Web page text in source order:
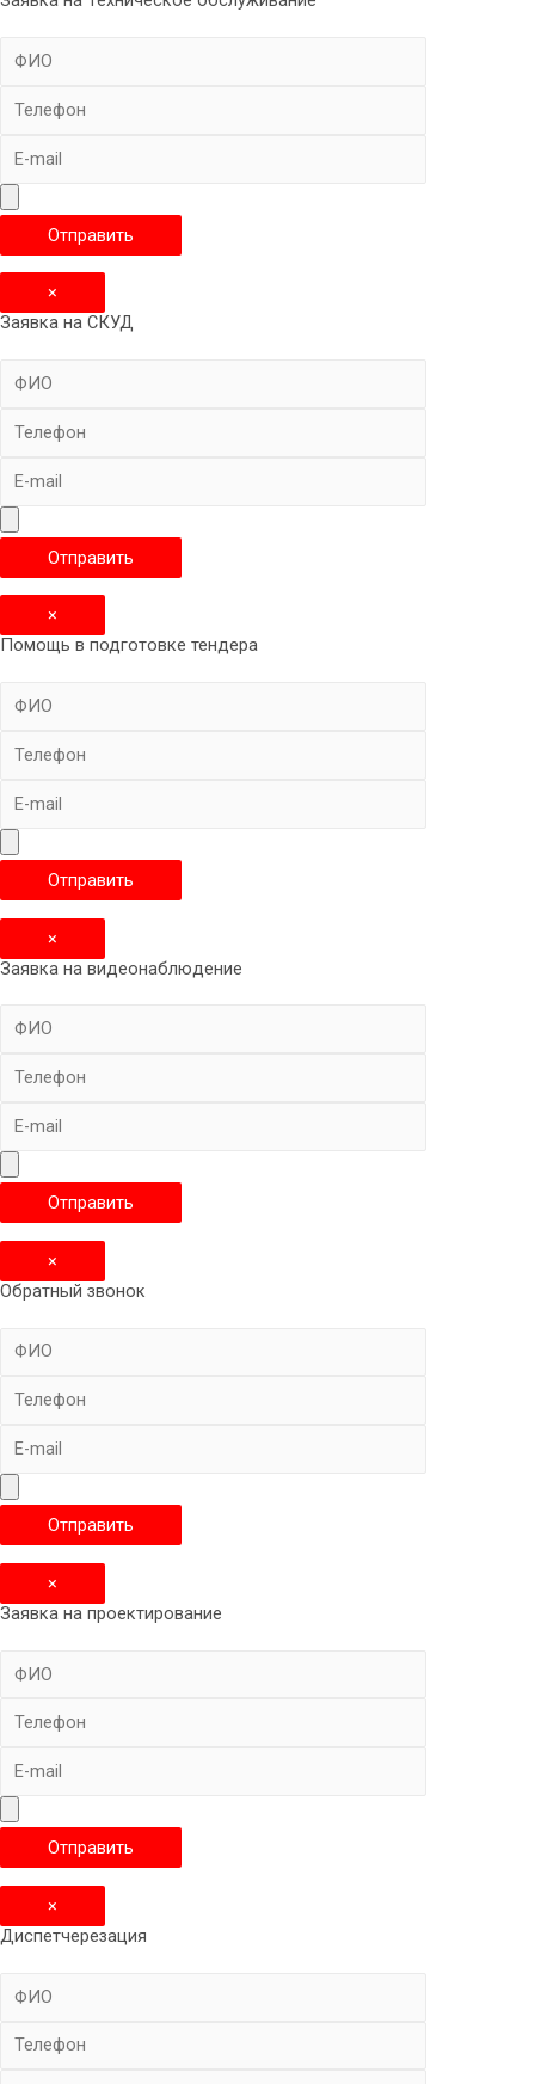
×
Заявка на СКУД
×
Помощь в подготовке тендера
×
Заявка на видеонаблюдение
×
Обратный звонок
×
Заявка на проектирование
×
Диспетчерезация